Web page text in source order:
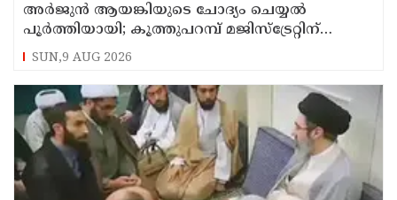
അര്‍ജുന്‍ ആയങ്കിയുടെ ചോദ്യം ചെയ്യല്‍
പൂര്‍ത്തിയായി; കൂത്തുപറമ്പ് മജിസ്ട്രേറ്റിന്
മുൻപില്‍ ഹാജരാക്കും
SUN,9 AUG 2026